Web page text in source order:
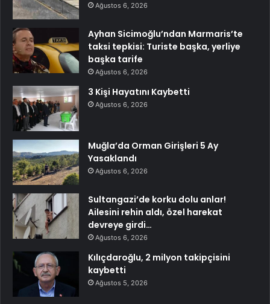
Ağustos 6, 2026
Ayhan Sicimoğlu’ndan Marmaris’te
taksi tepkisi: Turiste başka, yerliye
başka tarife
Ağustos 6, 2026
3 Kişi Hayatını Kaybetti
Ağustos 6, 2026
Muğla’da Orman Girişleri 5 Ay
Yasaklandı
Ağustos 6, 2026
Sultangazi’de korku dolu anlar!
Ailesini rehin aldı, özel harekat
devreye girdi…
Ağustos 6, 2026
Kılıçdaroğlu, 2 milyon takipçisini
kaybetti
Ağustos 5, 2026